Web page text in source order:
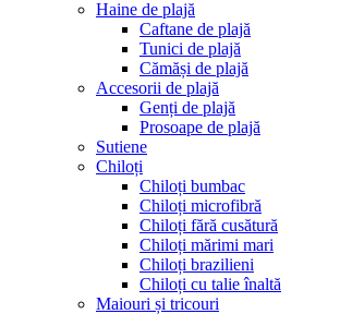
Haine de plajă
Caftane de plajă
Tunici de plajă
Cămăși de plajă
Accesorii de plajă
Genți de plajă
Prosoape de plajă
Sutiene
Chiloți
Chiloți bumbac
Chiloți microfibră
Chiloți fără cusătură
Chiloți mărimi mari
Chiloți brazilieni
Chiloți cu talie înaltă
Maiouri și tricouri